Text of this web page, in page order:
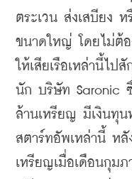
ตระเวน ส่งเสบียง
ขนาดใหญ่ โดยไม่ต้
ให้เสียเรือเหล่านี้ไป
นัก บริษัท Saronic
ล้านเหรียญ มีเงินทุน
สตาร์ทอัพเหล่านี้ หลั
เหรียญเมื่อเดือนกุม